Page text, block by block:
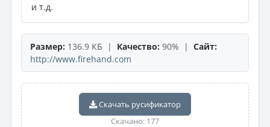
и т.д.
Размер: 136.9 КБ | Качество: 90% | Сайт:
http://www.firehand.com
Скачать русификатор
Скачано: 177